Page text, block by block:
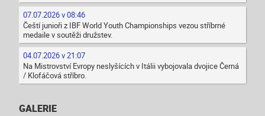
07.07.2026 v 08:46
Čeští junioři z IBF World Youth Championships vezou stříbrné
medaile v soutěži družstev.
04.07.2026 v 21:07
Na Mistrovství Evropy neslyšících v Itálii vybojovala dvojice Černá
/ Klofáčová stříbro.
GALERIE